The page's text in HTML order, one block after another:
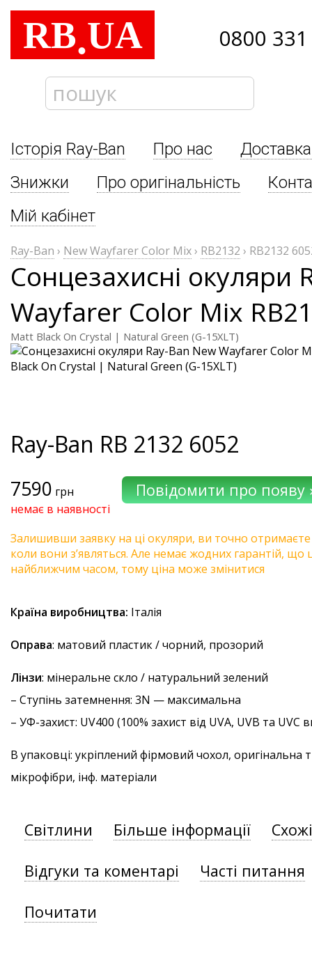
RB.UA 0800
Історія Ray-Ban Про нас
Знижки
Про оригінальність
Мій кабінет
Ray-Ban › New Wayfarer Color Mix› RB2132 › RB2132
Сонцезахисні окуляри
Wayfarer Color Mix
Matt Black On Crystal | Natural Green (G-15XLT)
Ray-Ban RB 2132 6052
7590 грн
немає в наявності
Залишивши заявку на ці окуляри, ви точно
коли вони з’являться. Але немає жодних гарантій, що
найближчим часом, тому ціна може змінитися
Країна виробництва: Італія
Оправа: матовий пластик / чорний, прозорий
Лінзи: мінеральне скло / натуральний зелений
– Ступінь затемнення: 3N — максимальна
– УФ-захист: UV400 (100% захист від UVA, UVB та
В упаковці: укріплений фірмовий чохол, оригінальна
мікрофібри, інф. матеріали
Світлини Більше інформації
Відгуки та коментарі Часті питання
Почитати